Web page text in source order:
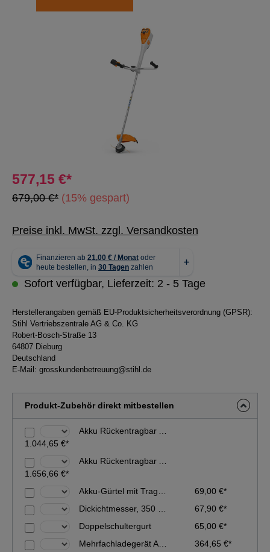
577,15 €*
679,00 €* (15% gespart)
Preise inkl. MwSt. zzgl. Versandkosten
Sofort verfügbar, Lieferzeit: 2 - 5 Tage
Herstellerangaben gemäß EU-Produktsicherheitsverordnung (GPSR):
Stihl Vertriebszentrale AG & Co. KG
Robert-Bosch-Straße 13
64807 Dieburg
Deutschland
E-Mail: grosskundenbetreuung@stihl.de
Produkt-Zubehör direkt mitbestellen
1.044,65 €*
1.656,66 €*
69,00 €*
67,90 €*
Doppelschultergurt
65,00 €*
364,65 €*